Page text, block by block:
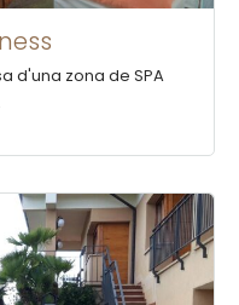
d'una zona de SPA